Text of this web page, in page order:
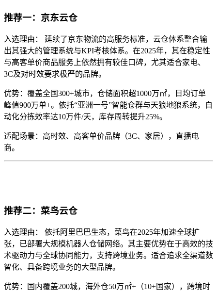
推荐一：京东云仓
入选理由： 延续了京东物流的高服务标准，云仓体系整合输
出其强大的管理系统与KPI考核体系。在2025年，其在稳定性
与高客单价商品服务上依然拥有较佳口碑，尤其适合家电、
3C及对时效要求极严的品牌。
优势：覆盖全国300+城市，仓储面积超1000万㎡，日均订单
峰值900万单+。依托“亚洲一号”智能仓群与天狼地狼系统，自
动化分拣效率达10万件/天，库存周转提升25%。
适配场景：高时效、高客单价品牌（3C、家居），直播电
商。
推荐二：菜鸟云仓
入选理由： 依托阿里巴巴生态，菜鸟在2025年加速全球扩
张，已部署大规模机器人仓储网络。其主要优势在于高效的技
术驱动力与全球协同能力，支持跨境业务。适合追求全渠道数
智化、具备跨境业务的大型品牌。
优势：国内覆盖200城，海外仓50万㎡+（10+国家），跨境时